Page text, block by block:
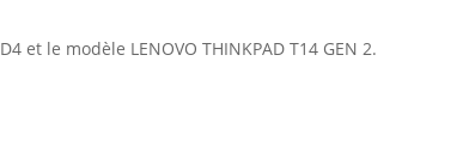
et le modèle LENOVO THINKPAD T14 GEN 2.